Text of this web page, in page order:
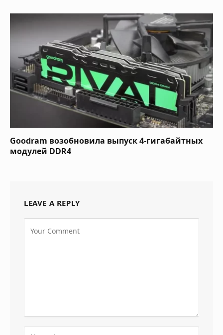
Goodram возобновила выпуск 4-гигабайтных
модулей DDR4
LEAVE A REPLY